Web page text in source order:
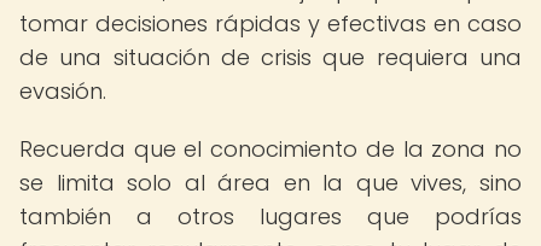
tomar decisiones rápidas y efectivas en caso
de una situación de crisis que requiera una
evasión.
Recuerda que el conocimiento de la zona no
se limita solo al área en la que vives, sino
también a otros lugares que podrías